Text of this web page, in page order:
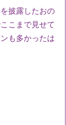
披露したおの
こまで見せて
も多かったは